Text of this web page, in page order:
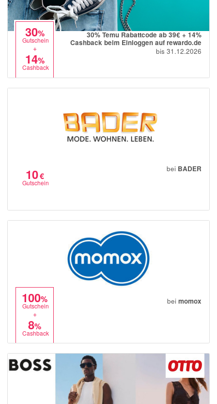
30%
Gutschein
+
14%
Cashback
30% Temu Rabattcode ab 39€ + 14%
Cashback beim Einloggen auf rewardo.de
bis 31.12.2026
10€
Gutschein
bei BADER
100%
Gutschein
+
8%
Cashback
bei momox